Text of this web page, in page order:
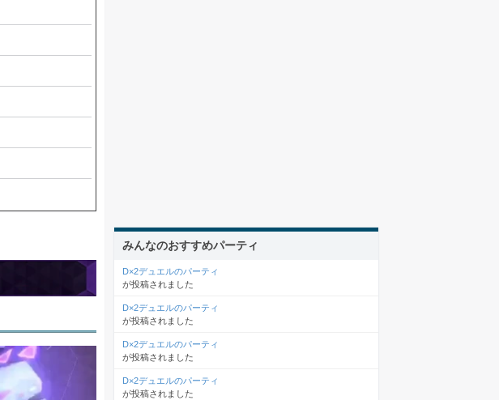
みんなのおすすめパーティ
D×2デュエルのパーティ
が投稿されました
D×2デュエルのパーティ
が投稿されました
D×2デュエルのパーティ
が投稿されました
D×2デュエルのパーティ
が投稿されました